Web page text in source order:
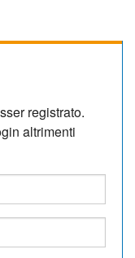
registrato.
altrimenti